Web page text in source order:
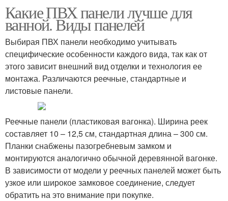
Какие ПВХ панели лучше для
ванной. Виды панелей
Выбирая ПВХ панели необходимо учитывать
специфические особенности каждого вида, так как от
этого зависит внешний вид отделки и технология ее
монтажа. Различаются реечные, стандартные и
листовые панели.
Реечные панели (пластиковая вагонка). Ширина реек
составляет 10 – 12,5 см, стандартная длина – 300 см.
Планки снабжены пазогребневым замком и
монтируются аналогично обычной деревянной вагонке.
В зависимости от модели у реечных панелей может быть
узкое или широкое замковое соединение, следует
обратить на это внимание при покупке.